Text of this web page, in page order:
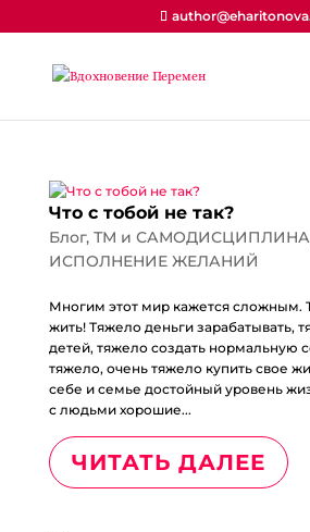
Что с тобой не так?
Блог, ТМ и САМОДИСЦИПЛИНА
ИСПОЛНЕНИЕ ЖЕЛАНИЙ
Многим этот мир кажется сложным.
жить! Тяжело деньги зарабатывать,
детей, тяжело создать нормальную
тяжело, очень тяжело купить свое
себе и семье достойный уровень
с людьми хорошие...
ЧИТАТЬ ДАЛЕЕ